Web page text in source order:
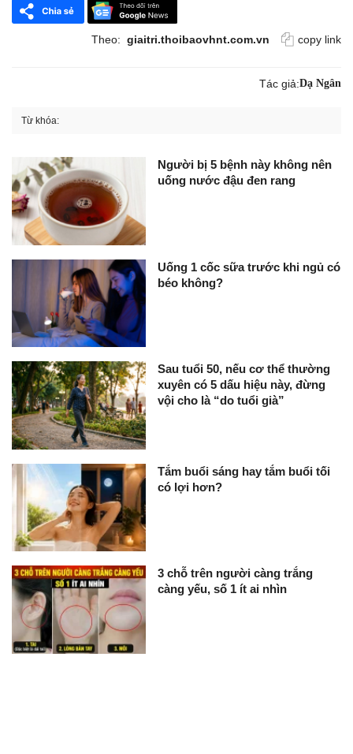
Theo: giaitri.thoibaovhnt.com.vn copy link
Tác giả:Dạ Ngân
Từ khóa:
Người bị 5 bệnh này không nên
uống nước đậu đen rang
Uống 1 cốc sữa trước khi ngủ có
béo không?
Sau tuổi 50, nếu cơ thể thường
xuyên có 5 dấu hiệu này, đừng
vội cho là “do tuổi già”
Tắm buổi sáng hay tắm buổi tối
có lợi hơn?
3 chỗ trên người càng trắng
càng yếu, số 1 ít ai nhìn